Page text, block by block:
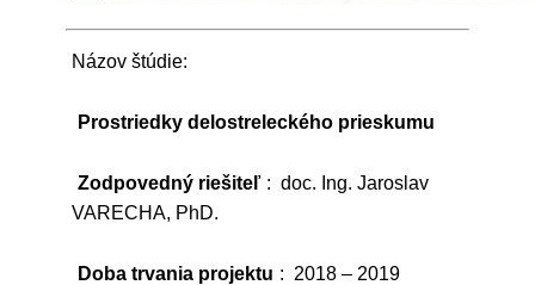
Názov štúdie:
Prostriedky delostreleckého prieskumu
Zodpovedný riešiteľ : doc. Ing. Jaroslav
VARECHA, PhD.
Doba trvania projektu : 2018 – 2019